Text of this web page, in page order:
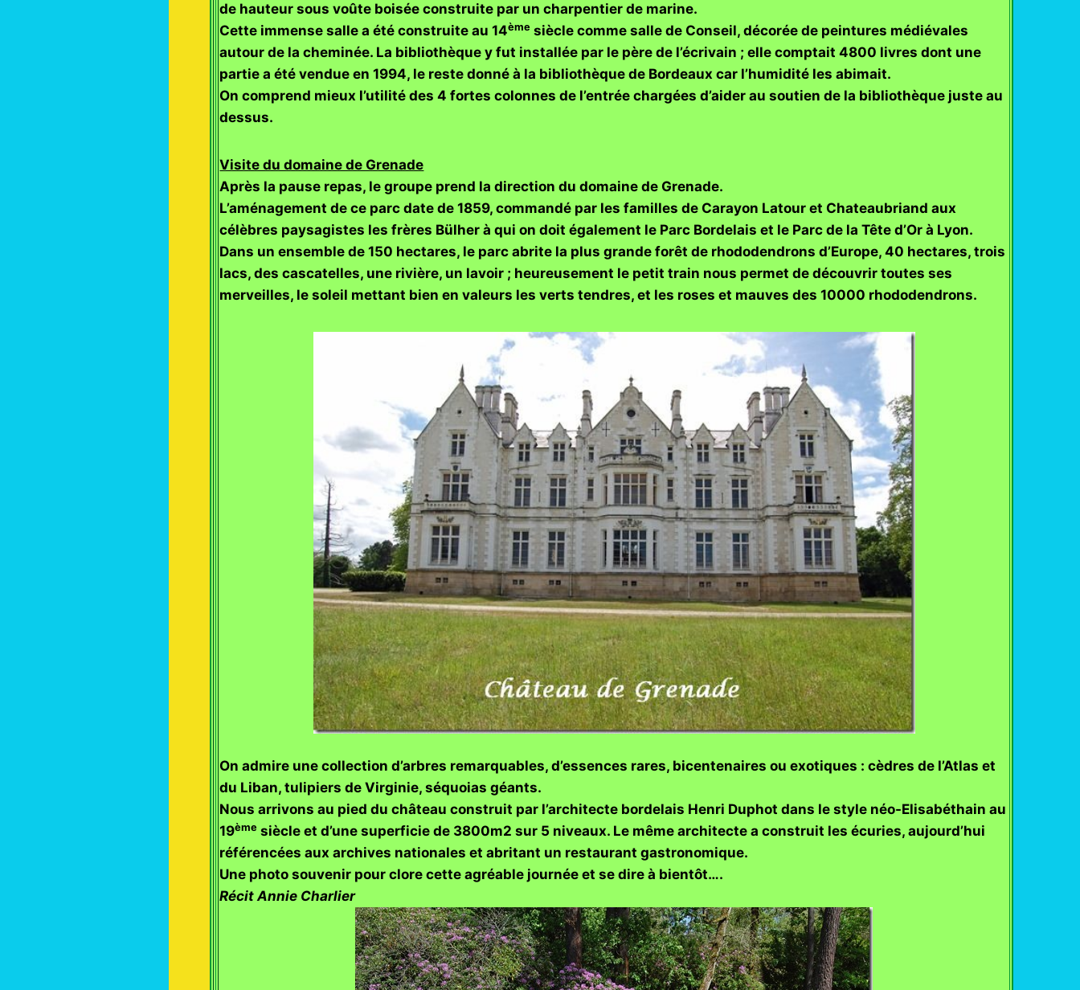
de hauteur sous voûte boisée construite par un charpentier de marine.
Cette immense salle a été construite au 14ème siècle comme salle de Conseil, décorée de peintures médiévales
autour de la cheminée. La bibliothèque y fut installée par le père de l’écrivain ; elle comptait 4800 livres dont une
partie a été vendue en 1994, le reste donné à la bibliothèque de Bordeaux car l’humidité les abimait.
On comprend mieux l’utilité des 4 fortes colonnes de l’entrée chargées d’aider au soutien de la bibliothèque juste au
dessus.
Visite du domaine de Grenade
Après la pause repas, le groupe prend la direction du domaine de Grenade.
L’aménagement de ce parc date de 1859, commandé par les familles de Carayon Latour et Chateaubriand aux
célèbres paysagistes les frères Bülher à qui on doit également le Parc Bordelais et le Parc de la Tête d’Or à Lyon.
Dans un ensemble de 150 hectares, le parc abrite la plus grande forêt de rhododendrons d’Europe, 40 hectares, trois
lacs, des cascatelles, une rivière, un lavoir ; heureusement le petit train nous permet de découvrir toutes ses
merveilles, le soleil mettant bien en valeurs les verts tendres, et les roses et mauves des 10000 rhododendrons.
On admire une collection d’arbres remarquables, d’essences rares, bicentenaires ou exotiques : cèdres de l’Atlas et
du Liban, tulipiers de Virginie, séquoias géants.
Nous arrivons au pied du château construit par l’architecte bordelais Henri Duphot dans le style néo-Elisabéthain au
19ème siècle et d’une superficie de 3800m2 sur 5 niveaux. Le même architecte a construit les écuries, aujourd’hui
référencées aux archives nationales et abritant un restaurant gastronomique.
Une photo souvenir pour clore cette agréable journée et se dire à bientôt….
Récit Annie Charlier